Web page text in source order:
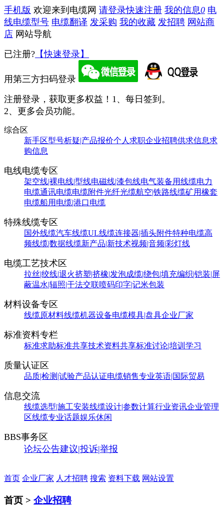
手机版 欢迎来到电缆网 请登录快速注册 我的信息0 电
线电缆型号 电缆翻译 发采购 我的收藏 发招聘 网站商
店 网站导航
已注册? 【快速登录】
用第三方扫码登录
注册登录，获取更多权益！ 1、每日签到。
2、更多会员功能。
综合区
新手区型号析疑|产品报价个人求职企业招聘供求信息求
购信息
电线电缆专区
架空线|裸电线|型线电磁线|漆包线电气装备用线缆电力
电缆通讯电缆电缆附件光纤光缆航空|铁路线缆矿用橡套
电缆船用电缆|港口电缆
特殊线缆专区
国外线缆汽车线缆UL线缆连接器|插头附件特种电缆高
频线缆|数据线缆新产品|新技术视频|音频|彩灯线
电缆工艺技术区
拉丝|绞线|退火挤塑|挤橡|发泡成缆|绕包|填充编织|铠装|屏
蔽温水|辐照|干法交联喷码印字|记米包装
材料设备专区
线缆原材料线缆机器设备电缆模具|盘具企业厂家
标准资料专栏
标准求助标准共享技术资料共享标准讨论|培训学习
质量认证区
品质|检测|试验产品认证电缆销售专业英语|国际贸易
信息交流
线缆选型|施工安装线缆设计|参数计算行业资讯企业管理
区线缆专业话题娱乐休闲
BBS事务区
论坛公告建议|投诉|举报
首页 企业厂家 人才招聘 搜索 资料下载 网站设置
首页 > 企业招聘